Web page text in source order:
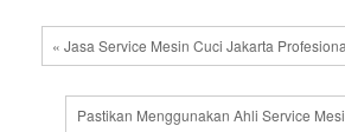
« Jasa Service Mesin Cuci Jakarta
Pastikan Menggunakan Ahli Service